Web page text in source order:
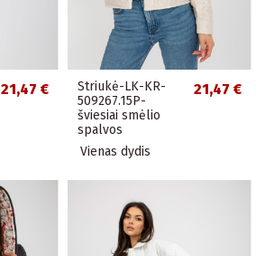
21,47 €
Striukė-LK-KR-
509267.15P-
šviesiai smėlio
spalvos
21,47 €
Vienas dydis